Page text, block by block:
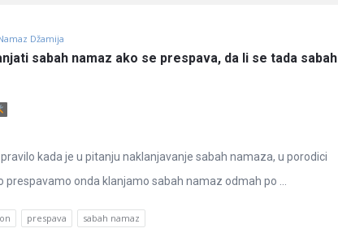
Džamija
sabah namaz ako se prespava, da li se tada sabah
kada je u pitanju naklanjavanje sabah namaza, u porodici
onda klanjamo sabah namaz odmah po ...
prespava sabah namaz